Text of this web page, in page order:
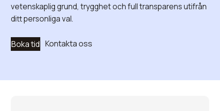
vetenskaplig grund, trygghet och full transparens utifrån
ditt personliga val.
Boka tid Kontakta oss